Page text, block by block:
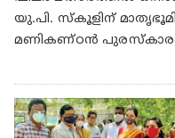
യു.പി. സ്കൂളിന്
മണികണ്ഠൻ